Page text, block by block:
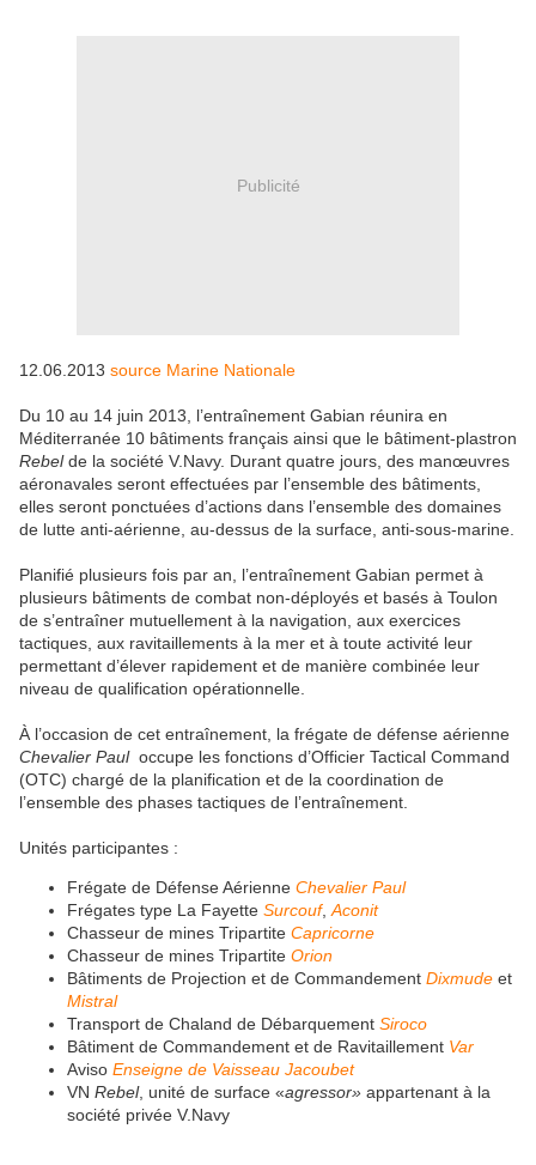
Publicité
12.06.2013 source Marine Nationale
Du 10 au 14 juin 2013, l’entraînement Gabian réunira en
Méditerranée 10 bâtiments français ainsi que le bâtiment-plastron
Rebelde la société V.Navy. Durant quatre jours, des manœuvres
aéronavales seront effectuées par l’ensemble des bâtiments,
elles seront ponctuées d’actions dans l’ensemble des domaines
de lutte anti-aérienne, au-dessus de la surface, anti-sous-marine.
Planifié plusieurs fois par an, l’entraînement Gabian permet à
plusieurs bâtiments de combat non-déployés et basés à Toulon
de s’entraîner mutuellement à la navigation, aux exercices
tactiques, aux ravitaillements à la mer et à toute activité leur
permettant d’élever rapidement et de manière combinée leur
niveau de qualification opérationnelle.
À l’occasion de cet entraînement, la frégate de défense aérienne
Chevalier Pauloccupe les fonctions d’Officier Tactical Command
(OTC) chargé de la planification et de la coordination de
l’ensemble des phases tactiques de l’entraînement.
Unités participantes :
Frégate de Défense Aérienne Chevalier Paul
Frégates type La Fayette Surcouf, Aconit
Chasseur de mines Tripartite Capricorne
Chasseur de mines Tripartite Orion
Bâtiments de Projection et de Commandement Dixmude et
Mistral
Transport de Chaland de Débarquement Siroco
Bâtiment de Commandement et de Ravitaillement Var
Aviso Enseigne de Vaisseau Jacoubet
VN Rebel, unité de surface «agressor» appartenant à la
société privée V.Navy